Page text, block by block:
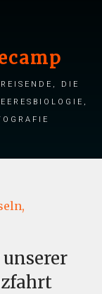
die